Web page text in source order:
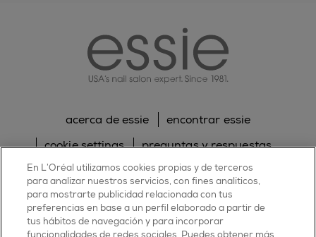
acerca de essie
encontrar essie
cookie settings
preguntas y respuestas
sitemap
contacta con nosotros
política de cookies
política de privacidad
facebooktwitterpinterestyoutube
En L’Oréal utilizamos cookies propias y de terceros
para analizar nuestros servicios, con fines analíticos,
para mostrarte publicidad relacionada con tus
preferencias en base a un perfil elaborado a partir de
tus hábitos de navegación y para incorporar
funcionalidades de redes sociales. Puedes obtener más